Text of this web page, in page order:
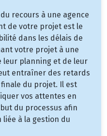
recours à une agence
de votre projet est le
dans les délais de
votre projet à une
leur planning et de leur
entraîner des retards
du projet. Il est
vos attentes en
du processus afin
liée à la gestion du